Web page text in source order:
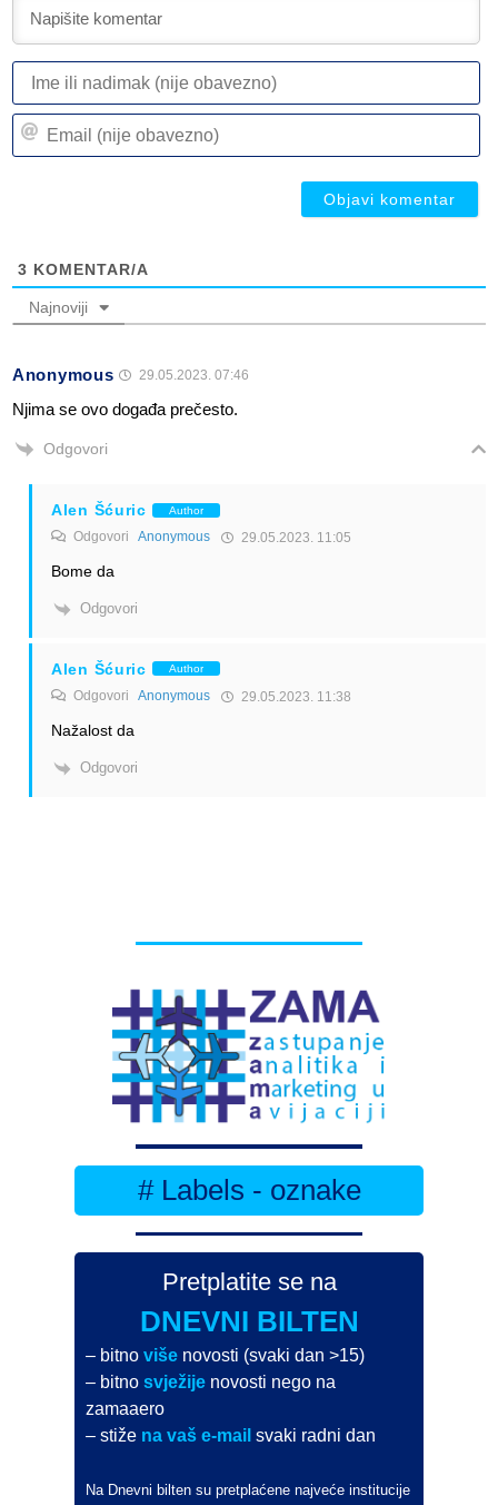
3 KOMENTAR/A
Najnoviji
Anonymous 29.05.2023. 07:46
Njima se ovo događa prečesto.
Odgovori
Alen Šćuric Author
Odgovori Anonymous 29.05.2023. 11:05
Bome da
Odgovori
Alen Šćuric Author
Odgovori Anonymous 29.05.2023. 11:38
Nažalost da
Odgovori
# Labels - oznake
Pretplatite se na
DNEVNI BILTEN
– bitnoviše novosti (svaki dan >15)
– bitnosvježije novosti nego na
zamaaero
– stiže na vaš e-mail svaki radni dan
Na Dnevni bilten su pretplaćene najveće institucije